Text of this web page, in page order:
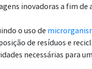
inovadoras a fim
o uso de
de resíduos e
necessárias para